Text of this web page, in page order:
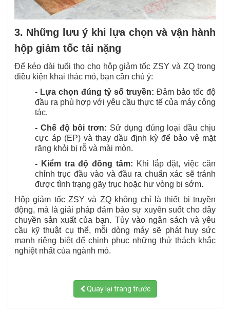
3. Những lưu ý khi lựa chọn và vận hành
hộp giảm tốc tải nặng
Để kéo dài tuổi thọ cho hộp giảm tốc ZSY và ZQ trong
điều kiện khai thác mỏ, bạn cần chú ý:
- Lựa chọn đúng tỷ số truyền: Đảm bảo tốc độ
đầu ra phù hợp với yêu cầu thực tế của máy công
tác.
- Chế độ bôi trơn: Sử dụng đúng loại dầu chịu
cực áp (EP) và thay dầu định kỳ để bảo vệ mặt
răng khỏi bị rỗ và mài mòn.
- Kiểm tra độ đồng tâm: Khi lắp đặt, việc căn
chỉnh trục đầu vào và đầu ra chuẩn xác sẽ tránh
được tình trạng gãy trục hoặc hư vòng bi sớm.
Hộp giảm tốc ZSY và ZQ không chỉ là thiết bị truyền
động, mà là giải pháp đảm bảo sự xuyên suốt cho dây
chuyền sản xuất của bạn. Tùy vào ngân sách và yêu
cầu kỹ thuật cụ thể, mỗi dòng máy sẽ phát huy sức
mạnh riêng biệt để chinh phục những thử thách khắc
nghiệt nhất của ngành mỏ.
Quay lại trang trước